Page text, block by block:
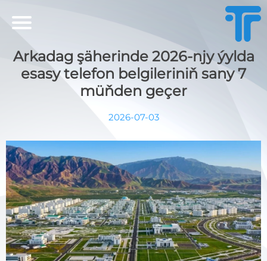
Arkadag şäherinde 2026-njy ýylda
esasy telefon belgileriniň sany 7
müňden geçer
2026-07-03